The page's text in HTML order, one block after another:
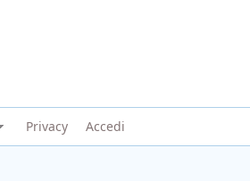
Privacy Accedi